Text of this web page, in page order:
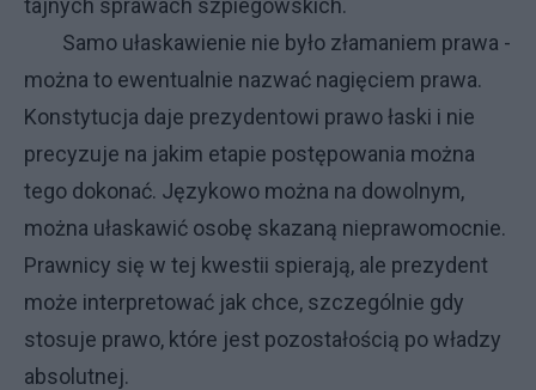
Samo ułaskawienie nie było złamaniem prawa -
można to ewentualnie nazwać nagięciem prawa.
Konstytucja daje prezydentowi prawo łaski i nie
precyzuje na jakim etapie postępowania można
tego dokonać. Językowo można na dowolnym,
można ułaskawić osobę skazaną nieprawomocnie.
Prawnicy się w tej kwestii spierają, ale prezydent
może interpretować jak chce, szczególnie gdy
stosuje prawo, które jest pozostałością po władzy
absolutnej.